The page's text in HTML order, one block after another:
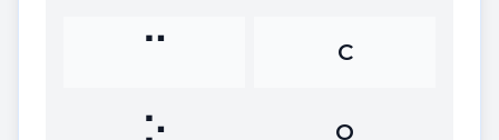
⠉ C
O